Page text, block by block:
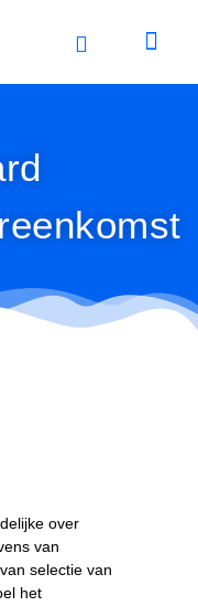
over
van
selectie van
het